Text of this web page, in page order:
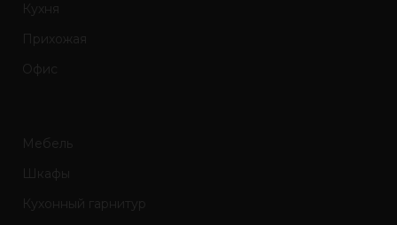
Кухня
Прихожая
Офис
Мебель
Шкафы
Кухонный гарнитур